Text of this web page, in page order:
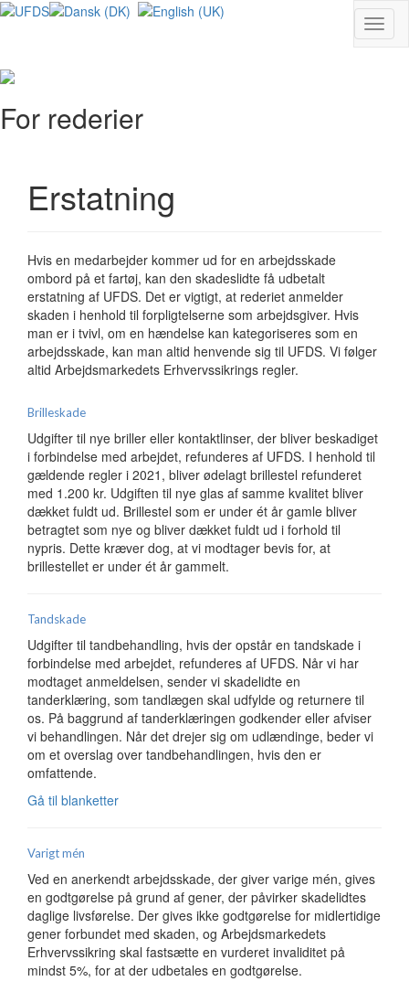
For rederier
Erstatning
Hvis en medarbejder kommer ud for en arbejdsskade
ombord på et fartøj, kan den skadeslidte få udbetalt
erstatning af UFDS. Det er vigtigt, at rederiet anmelder
skaden i henhold til forpligtelserne som arbejdsgiver. Hvis
man er i tvivl, om en hændelse kan kategoriseres som en
arbejdsskade, kan man altid henvende sig til UFDS. Vi følger
altid Arbejdsmarkedets Erhvervssikrings regler.
Brilleskade
Udgifter til nye briller eller kontaktlinser, der bliver beskadiget
i forbindelse med arbejdet, refunderes af UFDS. I henhold til
gældende regler i 2021, bliver ødelagt brillestel refunderet
med 1.200 kr. Udgiften til nye glas af samme kvalitet bliver
dækket fuldt ud. Brillestel som er under ét år gamle bliver
betragtet som nye og bliver dækket fuldt ud i forhold til
nypris. Dette kræver dog, at vi modtager bevis for, at
brillestellet er under ét år gammelt.
Tandskade
Udgifter til tandbehandling, hvis der opstår en tandskade i
forbindelse med arbejdet, refunderes af UFDS. Når vi har
modtaget anmeldelsen, sender vi skadelidte en
tanderklæring, som tandlægen skal udfylde og returnere til
os. På baggrund af tanderklæringen godkender eller afviser
vi behandlingen. Når det drejer sig om udlændinge, beder vi
om et overslag over tandbehandlingen, hvis den er
omfattende.
Gå til blanketter
Varigt mén
Ved en anerkendt arbejdsskade, der giver varige mén, gives
en godtgørelse på grund af gener, der påvirker skadelidtes
daglige livsførelse. Der gives ikke godtgørelse for midlertidige
gener forbundet med skaden, og Arbejdsmarkedets
Erhvervssikring skal fastsætte en vurderet invaliditet på
mindst 5%, for at der udbetales en godtgørelse.